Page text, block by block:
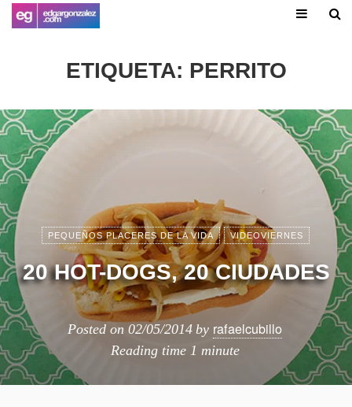
ETIQUETA: PERRITO
PEQUEÑOS PLACERES DE LA VIDA VIDEOVIERNES
20 HOT-DOGS, 20 CIUDADES
Posted on 02/05/2014 by rafaelcubillo
Reading time 1 minute